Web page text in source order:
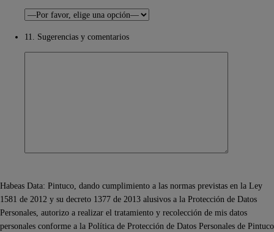
11. Sugerencias y comentarios
Habeas Data: Pintuco, dando cumplimiento a las normas previstas en la Ley
1581 de 2012 y su decreto 1377 de 2013 alusivos a la Protección de Datos
Personales, autorizo a realizar el tratamiento y recolección de mis datos
personales conforme a la Política de Protección de Datos Personales de Pintuco